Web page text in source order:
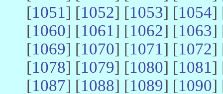
[1051] [1052] [1053] [1054]
[1060] [1061] [1062] [1063]
[1069] [1070] [1071] [1072]
[1078] [1079] [1080] [1081]
[1087] [1088] [1089] [1090]